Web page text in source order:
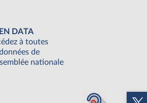
DATA
à toutes
de
nationale